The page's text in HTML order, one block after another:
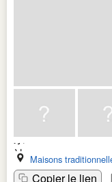
Maisons
Copier le lien